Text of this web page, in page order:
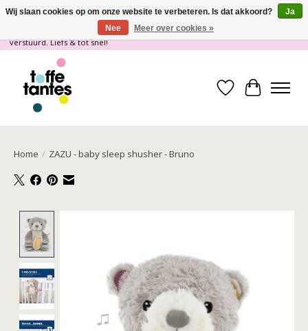
Wij gaan op vakantie! vanaf 4 juli t/m 21 juli worden er geen pakketjes
verstuurd. Liefs & tot snel!
Verlanglijst
Home / ZAZU - baby sleep shusher - Bruno
Wij slaan cookies op om onze website te verbeteren. Is dat akkoord?
Ja
Nee
Meer over cookies »